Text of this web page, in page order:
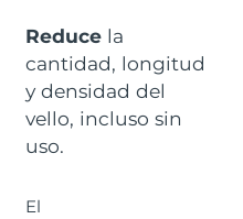
Reduce la
cantidad, longitud
y densidad del
vello, incluso sin
uso.
El
Entrega prevista8/9/26
Entrega prevista 8/10/26